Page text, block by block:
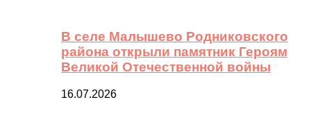
В селе Малышево Родниковского
района открыли памятник Героям
Великой Отечественной войны
16.07.2026